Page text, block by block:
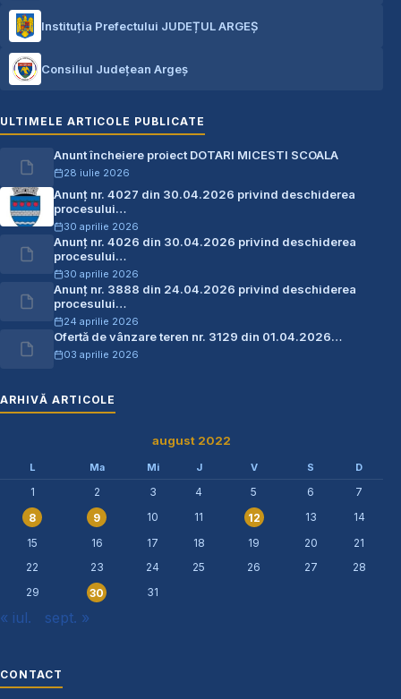
Instituția Prefectului JUDEȚUL ARGEȘ
Consiliul Județean Argeș
ULTIMELE ARTICOLE PUBLICATE
Anunt încheiere proiect DOTARI MICESTI SCOALA
28 iulie 2026
Anunț nr. 4027 din 30.04.2026 privind deschiderea
procesului…
30 aprilie 2026
Anunț nr. 4026 din 30.04.2026 privind deschiderea
procesului…
30 aprilie 2026
Anunț nr. 3888 din 24.04.2026 privind deschiderea
procesului…
24 aprilie 2026
Ofertă de vânzare teren nr. 3129 din 01.04.2026…
03 aprilie 2026
ARHIVĂ ARTICOLE
august 2022
L Ma Mi J V S D
1 2 3 4 5 6
7
8
9 10 11 12 13
14
15
16 17 18 19 20
21
22
23 24 25 26 27
28
29
30 31
« iul. sept. »
CONTACT